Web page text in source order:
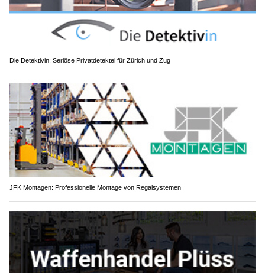
Die Detektivin: Seriöse Privatdetektei für Zürich und Zug
JFK Montagen: Professionelle Montage von Regalsystemen